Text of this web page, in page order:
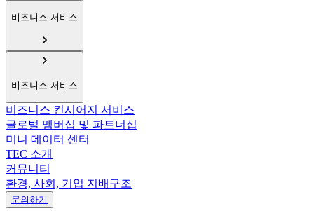
비즈니스 서비스
비즈니스 서비스
비즈니스 컨시어지 서비스
글로벌 멤버십 및 파트너십
미니 데이터 센터
TEC 소개
커뮤니티
환경, 사회, 기업 지배구조
문의하기